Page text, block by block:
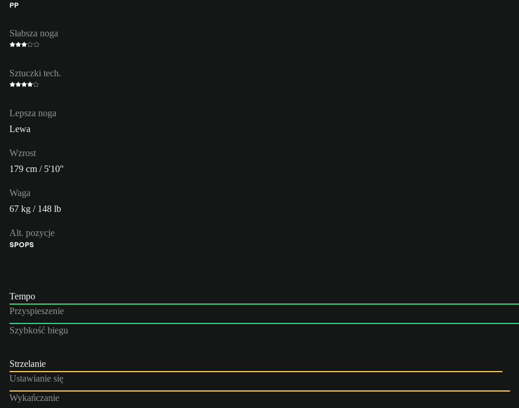
PP
Słabsza noga
Sztuczki tech.
Lepsza noga
Lewa
Wzrost
179 cm / 5'10"
Waga
67 kg / 148 lb
Alt. pozycje
ŚPOPS
Tempo
Przyspieszenie
Szybkość biegu
Strzelanie
Ustawianie się
Wykańczanie